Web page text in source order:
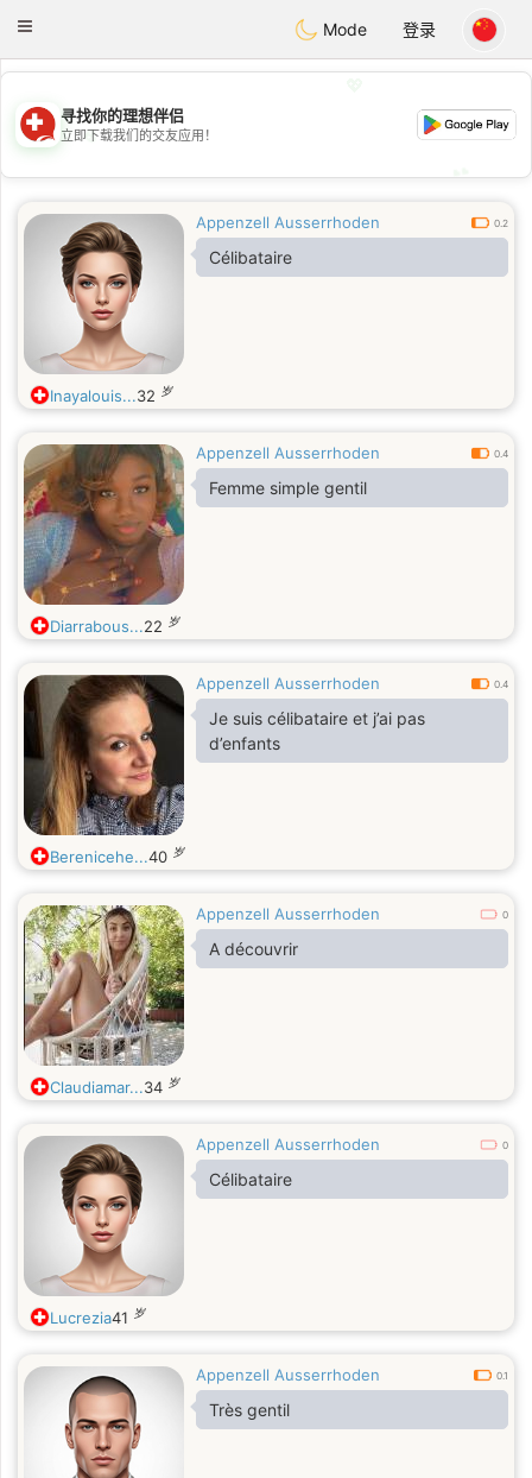
Suissi
Toggle
Mode 登录
💖
💕
寻找你的理想伴侣
立即下载我们的交友应用！
Appenzell Ausserrhoden 0.2
Célibataire
Inayalouis...32 岁
Appenzell Ausserrhoden 0.4
Femme simple gentil
Diarrabous...22 岁
Appenzell Ausserrhoden 0.4
Je suis célibataire et j’ai pas
d’enfants
Berenicehe...40 岁
Appenzell Ausserrhoden 0
A découvrir
Claudiamar...34 岁
Appenzell Ausserrhoden 0
Célibataire
Lucrezia41 岁
Appenzell Ausserrhoden 0.1
Très gentil